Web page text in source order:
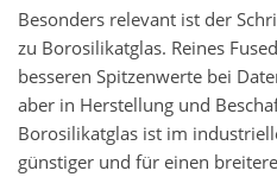
Besonders relevant ist der
zu Borosilikatglas. Reines
besseren Spitzenwerte bei
aber in Herstellung und
Borosilikatglas ist im
günstiger und für einen